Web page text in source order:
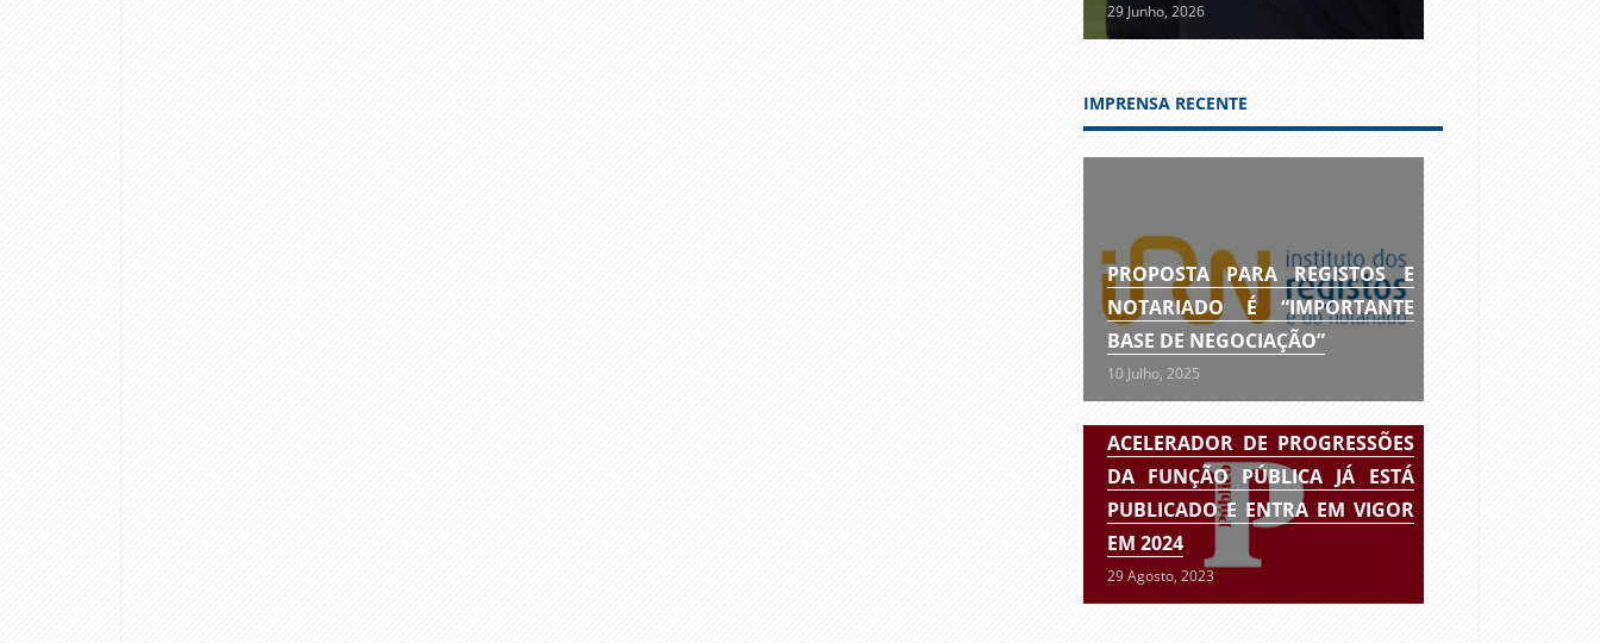
29 Junho, 2026
IMPRENSA RECENTE
PROPOSTA PARA REGISTOS E
NOTARIADO É “IMPORTANTE
BASE DE NEGOCIAÇÃO”
10 Julho, 2025
ACELERADOR DE PROGRESSÕES
DA FUNÇÃO PÚBLICA JÁ ESTÁ
PUBLICADO E ENTRA EM VIGOR
EM 2024
29 Agosto, 2023